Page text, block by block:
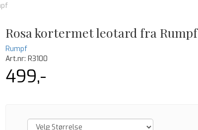
Rosa kortermet leotard fra Rumpf
Rumpf
Art.nr: R3100
499,-